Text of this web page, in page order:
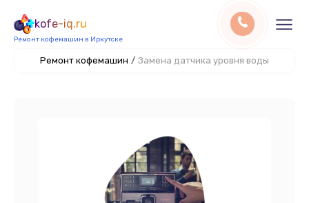
kofe-iq.ru
Ремонт кофемашин в Иркутске
Ремонт кофемашин / Замена датчика уровня воды